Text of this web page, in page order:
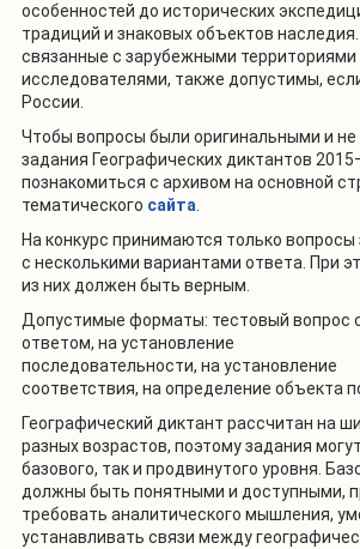
особенностей до исторических
традиций и знаковых объектов
связанные с зарубежными территориями
исследователями, также допустимы,
России.
Чтобы вопросы были оригинальными и не
задания Географических диктантов
познакомиться с архивом на основной
тематического сайта.
На конкурс принимаются только вопросы
с несколькими вариантами ответа. При
из них должен быть верным.
Допустимые форматы: тестовый вопрос
ответом, на установление
последовательности, на установление
соответствия, на определение объекта
Географический диктант рассчитан на
разных возрастов, поэтому задания
базового, так и продвинутого уровня.
должны быть понятными и доступными,
требовать аналитического мышления,
устанавливать связи между